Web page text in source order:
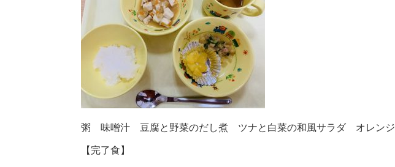
粥 味噌汁 豆腐と野菜のだし煮 ツナと白菜の和風サラダ オレンジ
【完了食】